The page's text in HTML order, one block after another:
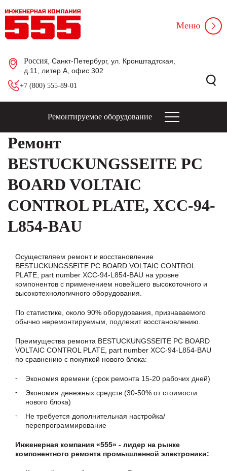
Россия , Санкт-Петербург, ул. Кронштадтская,
д.11, литер А, офис 302
+7 (800) 555-89-01
Меню
Ремонтируемое оборудование
Ремонт
BESTUCKUNGSSEITE PC
BOARD VOLTAIC
CONTROL PLATE, XCC-94-
L854-BAU
Осуществляем ремонт и восстановление
BESTUCKUNGSSEITE PC BOARD VOLTAIC CONTROL
PLATE, part number XCC-94-L854-BAU на уровне
компонентов с применением новейшего высокоточного и
высокотехнологичного оборудования.
По статистике, около 90% оборудования, признаваемого
обычно неремонтируемым, подлежит восстановлению.
Преимущества ремонта BESTUCKUNGSSEITE PC BOARD
VOLTAIC CONTROL PLATE, part number XCC-94-L854-BAU
по сравнению с покупкой нового блока:
Экономия времени (срок ремонта 15-20 рабочих дней)
Экономия денежных средств (30-50% от стоимости
нового блока)
Не требуется дополнительная настройка/
перепрограммирование
Инженерная компания «555» - лидер на рынке
компонентного ремонта промышленной электроники: